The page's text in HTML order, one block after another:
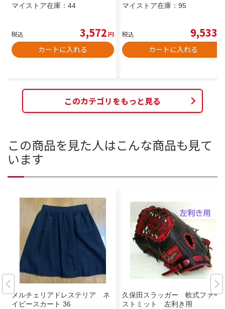
マイストア在庫： 44
税込 3,572円
カートに入れる
マイストア在庫： 95
税込 9,533
カートに入れる
このカテゴリをもっと見る
この商品を見た人はこんな商品も見て
います
メルチェリアドレステリア ネ
イビースカート 36
久保田スラッガー 軟式ファー
ストミット 左利き用